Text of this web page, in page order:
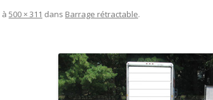
à 500 × 311 dans Barrage rétractable.